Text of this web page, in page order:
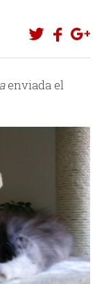
enviada el